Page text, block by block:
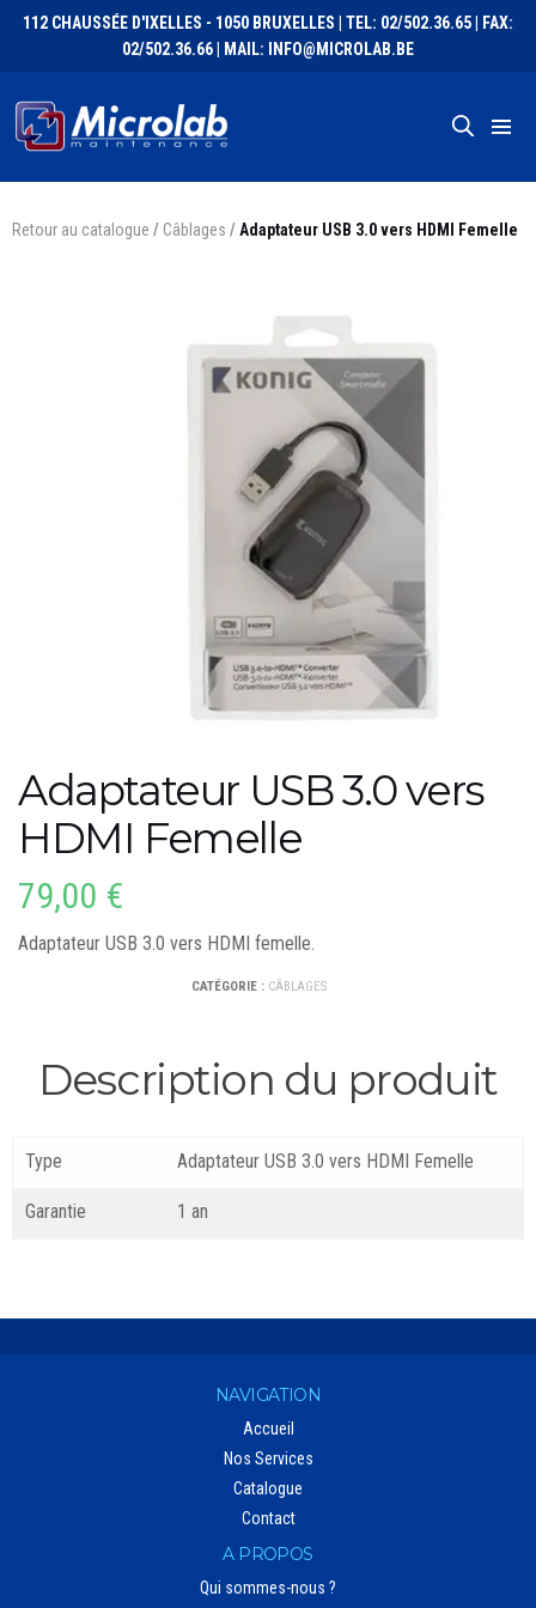
112 CHAUSSÉE D'IXELLES - 1050 BRUXELLES | TEL: 02/502.36.65 | FAX:
02/502.36.66 | MAIL: INFO@MICROLAB.BE
Retour au catalogue / Câblages /Adaptateur USB 3.0 vers HDMI Femelle
Adaptateur USB 3.0 vers
HDMI Femelle
79,00 €
Adaptateur USB 3.0 vers HDMI femelle.
CATÉGORIE : CÂBLAGES
Description du produit
Type Adaptateur USB 3.0 vers HDMI Femelle
Garantie 1 an
NAVIGATION
Accueil
Nos Services
Catalogue
Contact
A PROPOS
Qui sommes-nous ?